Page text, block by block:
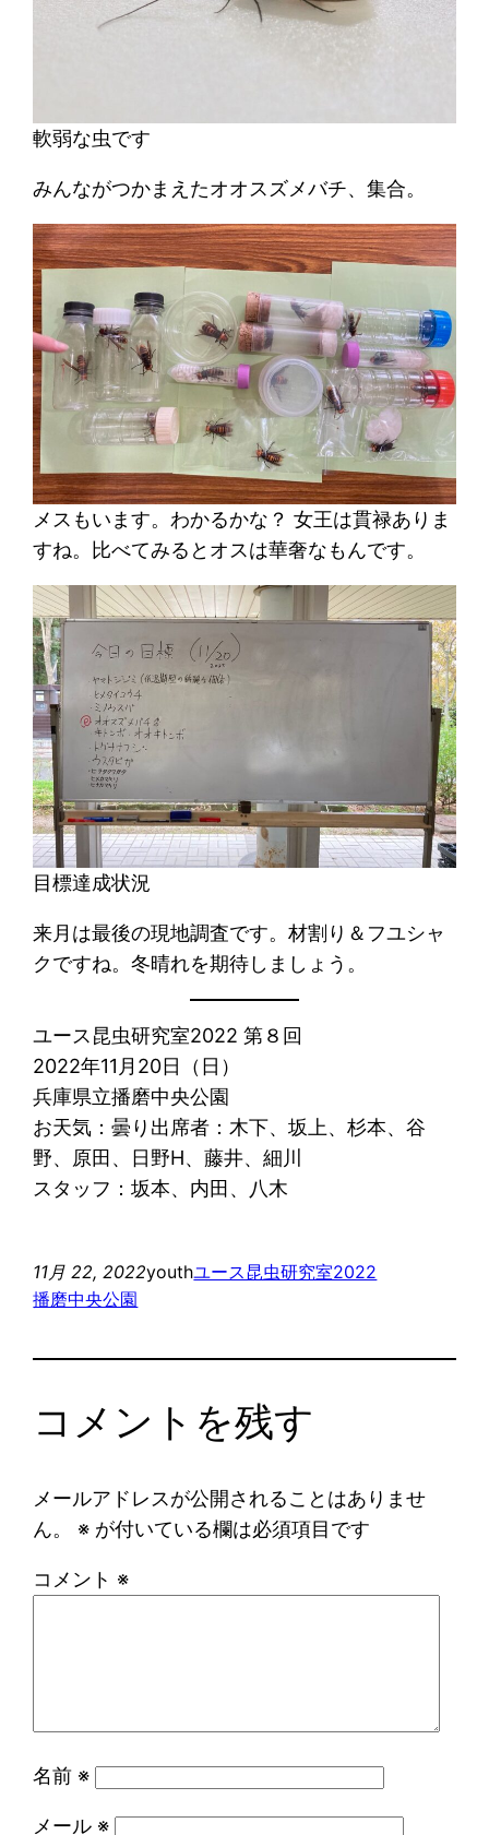
軟弱な虫です
みんながつかまえたオオスズメバチ、集合。
メスもいます。わかるかな？ 女王は貫禄ありま
すね。比べてみるとオスは華奢なもんです。
目標達成状況
来月は最後の現地調査です。材割り＆フユシャ
クですね。冬晴れを期待しましょう。
ユース昆虫研究室2022 第８回
2022年11月20日（日）
兵庫県立播磨中央公園
お天気：曇り出席者：木下、坂上、杉本、谷
野、原田、日野H、藤井、細川
スタッフ：坂本、内田、八木
11月 22, 2022youthユース昆虫研究室2022
播磨中央公園
コメントを残す
メールアドレスが公開されることはありませ
ん。
※ が付いている欄は必須項目です
コメント ※
名前 ※
メール ※